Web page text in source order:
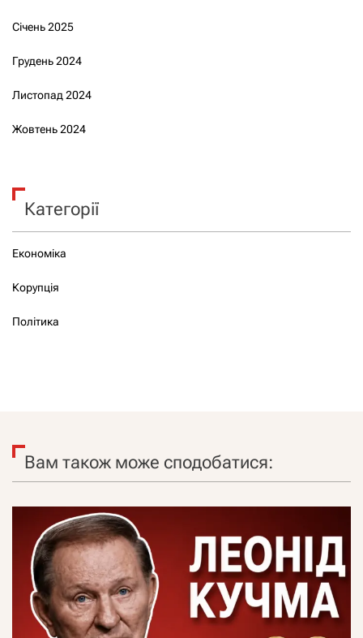
Січень 2025
Грудень 2024
Листопад 2024
Жовтень 2024
Категорії
Економіка
Корупція
Політика
Вам також може сподобатися: